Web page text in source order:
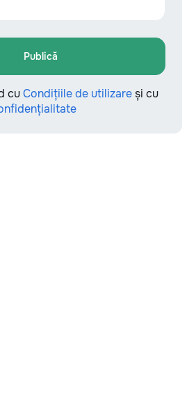
Publică
cuCondițiile de utilizareși cu